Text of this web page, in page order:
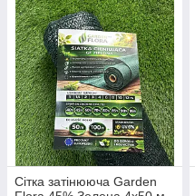
Сітка затінююча Garden